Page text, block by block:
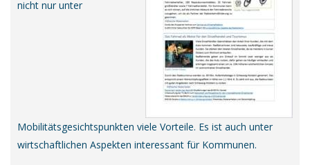
nicht nur unter
Mobilitätsgesichtspunkten viele Vorteile. Es ist auch unter
wirtschaftlichen Aspekten interessant für Kommunen.